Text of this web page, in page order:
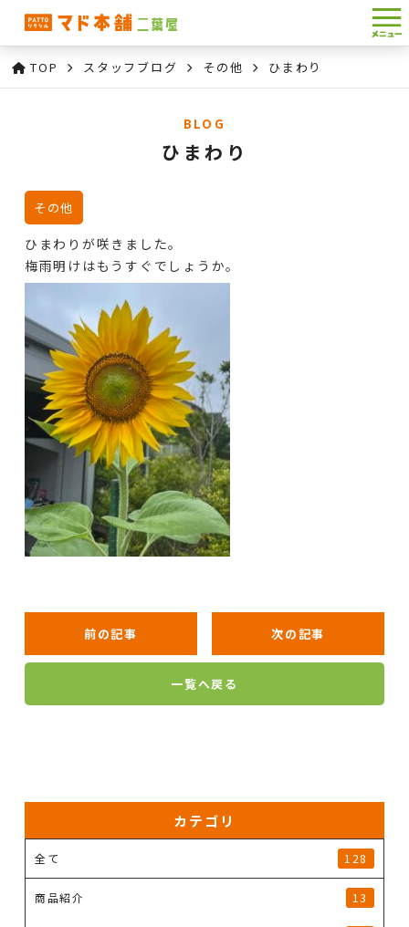
TOP スタッフブログ その他 ひまわり
BLOG
ひまわり
その他
ひまわりが咲きました。
梅雨明けはもうすぐでしょうか。
前の記事 次の記事
一覧へ戻る
カテゴリ
全て 128
商品紹介 13